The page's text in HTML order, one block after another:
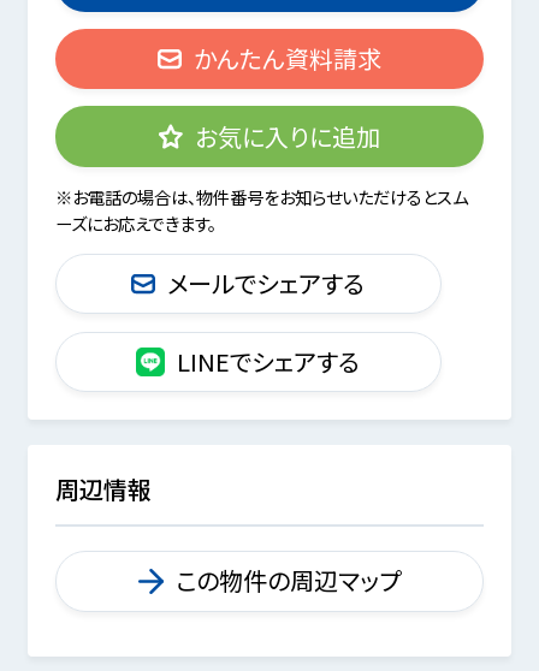
かんたん資料請求
お気に入りに追加
※お電話の場合は、物件番号をお知らせいただけるとスム
ーズにお応えできます。
メールでシェアする
LINEでシェアする
周辺情報
この物件の周辺マップ